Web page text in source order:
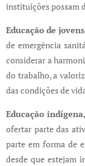
instituições possam
Educação de
de emergência
considerar a
do trabalho, a
das condições de
Educação
ofertar parte das
parte em forma de
desde que estejam